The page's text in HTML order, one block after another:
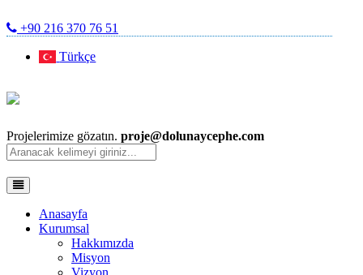
+90 216 370 76 51
Türkçe
Projelerimize gözatın. proje@dolunaycephe.com
Anasayfa
Kurumsal
Hakkımızda
Misyon
Vizyon